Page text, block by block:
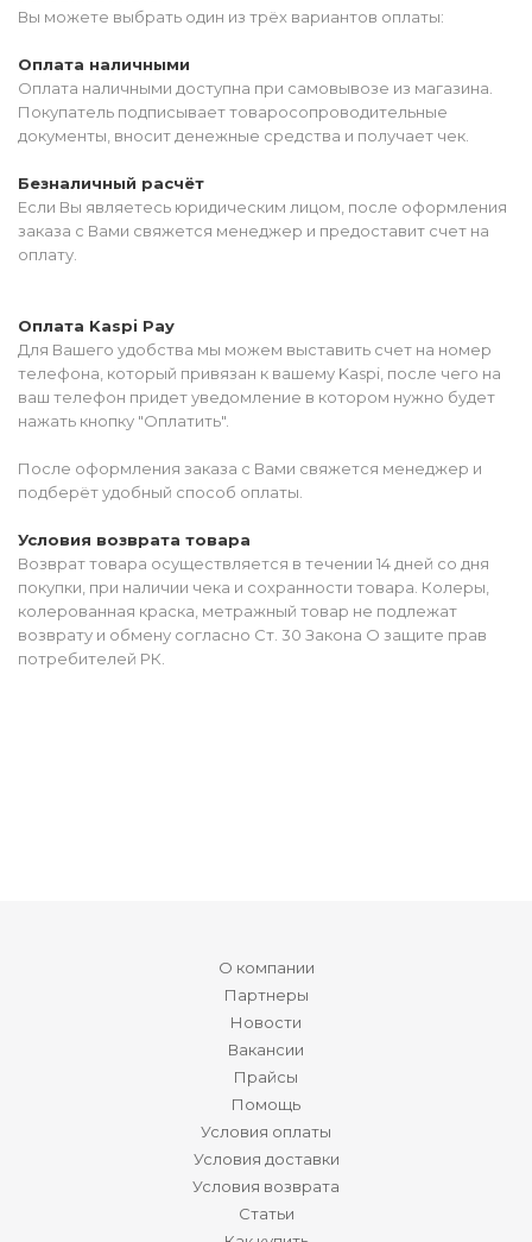
Вы можете выбрать один из трёх вариантов оплаты:
Оплата наличными
Оплата наличными доступна при самовывозе из магазина.
Покупатель подписывает товаросопроводительные
документы, вносит денежные средства и получает чек.
Безналичный расчёт
Если Вы являетесь юридическим лицом, после оформления
заказа с Вами свяжется менеджер и предоставит счет на
оплату.
Оплата Kaspi Pay
Для Вашего удобства мы можем выставить счет на номер
телефона, который привязан к вашему Kaspi, после чего на
ваш телефон придет уведомление в котором нужно будет
нажать кнопку "Оплатить".
После оформления заказа с Вами свяжется менеджер и
подберёт удобный способ оплаты.
Условия возврата товара
Возврат товара осуществляется в течении 14 дней со дня
покупки, при наличии чека и сохранности товара. Колеры,
колерованная краска, метражный товар не подлежат
возврату и обмену согласно Ст. 30 Закона О защите прав
потребителей РК.
О компании
Партнеры
Новости
Вакансии
Прайсы
Помощь
Условия оплаты
Условия доставки
Условия возврата
Статьи